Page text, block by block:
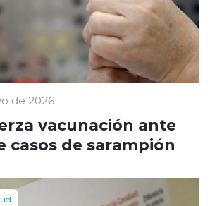
de 2026
vacunación ante
casos de sarampión